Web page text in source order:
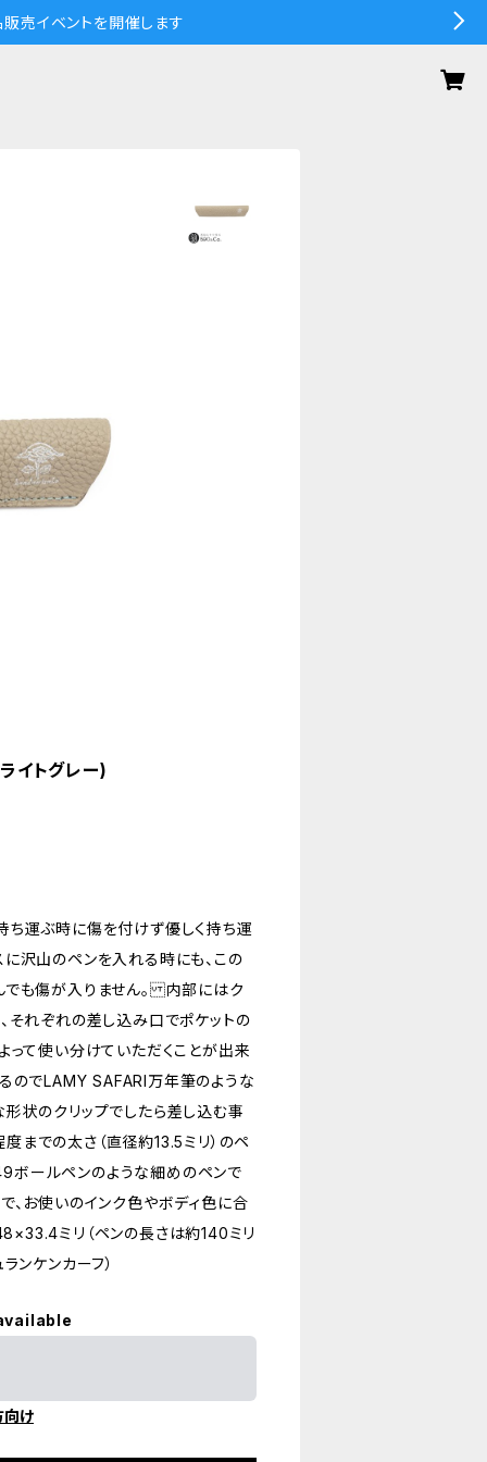
売イベントを開催します
イトグレー)
ち運ぶ時に傷を付けず優しく持ち運
沢山のペンを入れる時にも、この
でも傷が入りません。 内部にはク
それぞれの差し込み口でポケットの
って使い分けていただくことが出来
のでLAMY SAFARI万年筆のような
状のクリップでしたら差し込む事
での太さ（直径約13.5ミリ）のペ
ボールペンのような細めのペンで
お使いのインク色やボディ色に合
ミリ（ペンの長さは約140ミリ
ンケンカーフ）
向け